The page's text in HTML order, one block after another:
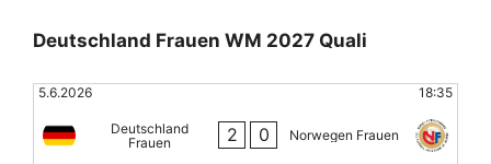
Deutschland Frauen WM 2027 Quali
5.6.2026 18:35
Deutschland
Frauen
2 0 Norwegen Frauen